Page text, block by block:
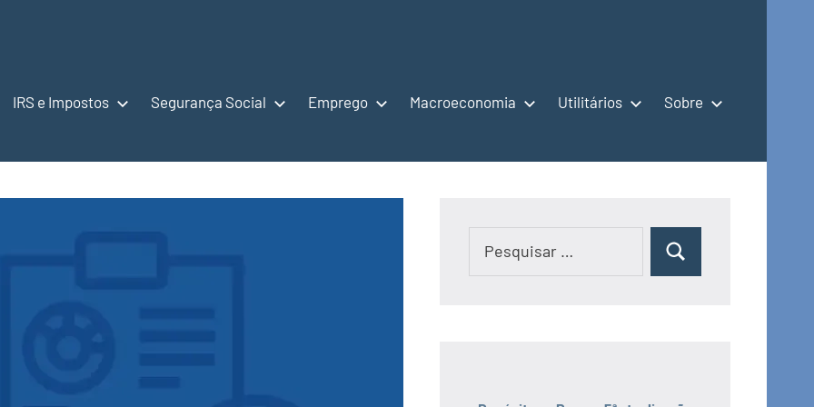
IRS e Impostos Segurança Social Emprego Macroeconomia Utilitários Sobre
Pesquisar